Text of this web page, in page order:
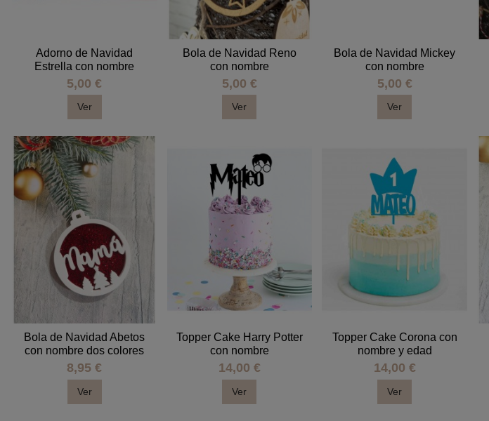
Adorno de Navidad
Estrella con nombre
5,00 €
Ver
Bola de Navidad Reno
con nombre
5,00 €
Ver
Bola de Navidad Mickey
con nombre
5,00 €
Ver
Bola de Navidad Abetos
con nombre dos colores
8,95 €
Ver
Topper Cake Harry Potter
con nombre
14,00 €
Ver
Topper Cake Corona con
nombre y edad
14,00 €
Ver